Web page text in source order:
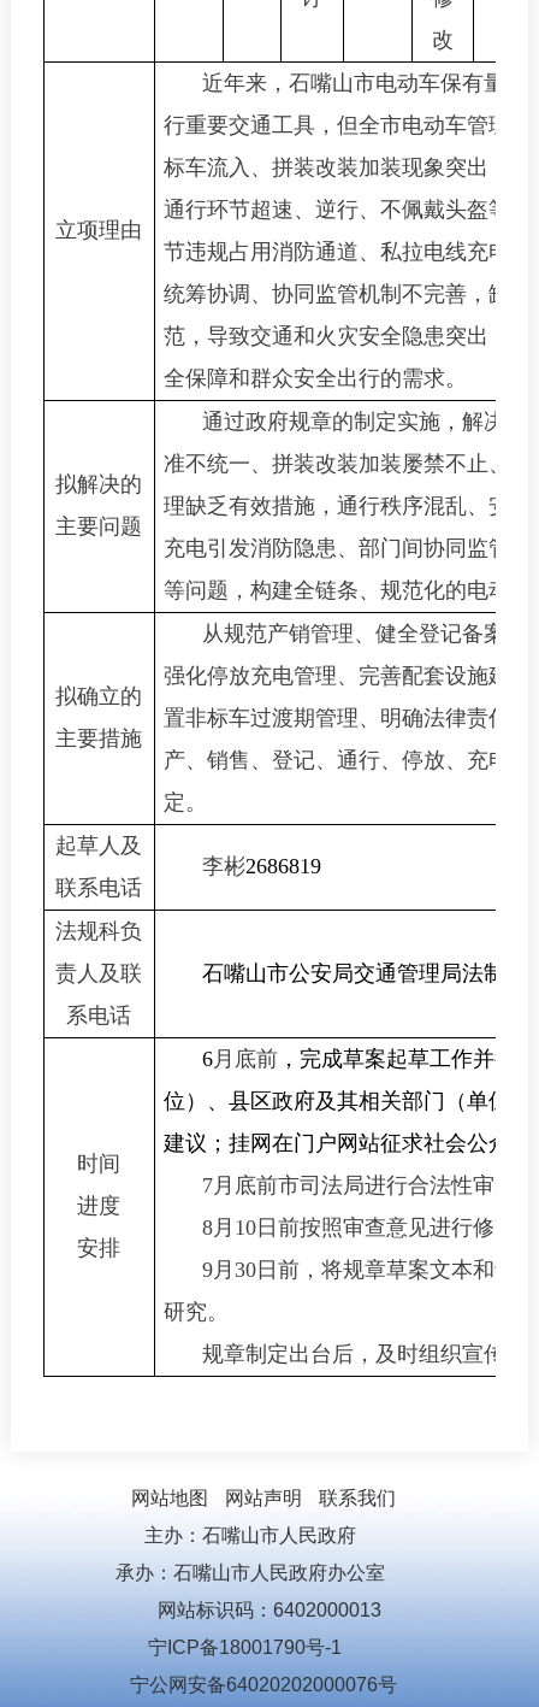
改
立项理由
近年来，石嘴山市电动车保有量快
行重要交通工具，但全市电动车管理
标车流入、拼装改装加装现象突出，
通行环节超速、逆行、不佩戴头盔等
节违规占用消防通道、私拉电线充电
统筹协调、协同监管机制不完善，缺
范，导致交通和火灾安全隐患突出，
全保障和群众安全出行的需求。
拟解决的
主要问题
通过政府规章的制定实施，解决石
准不统一、拼装改装加装屡禁不止、
理缺乏有效措施，通行秩序混乱、安
充电引发消防隐患、部门间协同监管
等问题，构建全链条、规范化的电动车
拟确立的
主要措施
从规范产销管理、健全登记备案制
强化停放充电管理、完善配套设施建
置非标车过渡期管理、明确法律责任
产、销售、登记、通行、停放、充电
定。
起草人及
联系电话
李彬2686819
法规科负
责人及联
系电话
石嘴山市公安局交通管理局法制大
时间
进度
安排
6月底前 ，完成草案起草工作并征
位）、县区政府及其相关部门（单位
建议；挂网在门户网站征求社会公众意
7月底前市司法局进行合法性审查。
8月 10 日前按照审查意见进行修改
9月30 日前，将规章草案文本和说
研究。
规章制定出台后，及时组织宣传并
网站地图 网站声明
联系我们
主办：石嘴山市人民政府
承办：石嘴山市人民政府办公室
网站标识码：6402000013
宁ICP备18001790号-1
宁公网安备64020202000076号